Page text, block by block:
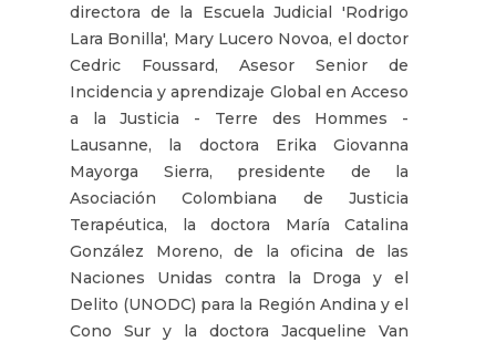
directora de la Escuela Judicial 'Rodrigo
Lara Bonilla', Mary Lucero Novoa, el doctor
Cedric Foussard, Asesor Senior de
Incidencia y aprendizaje Global en Acceso
a la Justicia - Terre des Hommes -
Lausanne, la doctora Erika Giovanna
Mayorga Sierra, presidente de la
Asociación Colombiana de Justicia
Terapéutica, la doctora María Catalina
González Moreno, de la oficina de las
Naciones Unidas contra la Droga y el
Delito (UNODC) para la Región Andina y el
Cono Sur y la doctora Jacqueline Van